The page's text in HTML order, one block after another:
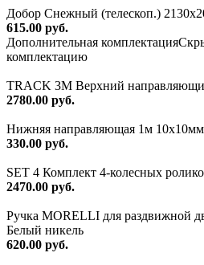
Добор Снежный (телескоп.)
615.00 руб.
Дополнительная комплектация
комплектацию
TRACK 3M Верхний
2780.00 руб.
Нижняя направляющая 1м 10х10мм
330.00 руб.
SET 4 Комплект 4-колесных
2470.00 руб.
Ручка MORELLI для раздвижной
Белый никель
620.00 руб.